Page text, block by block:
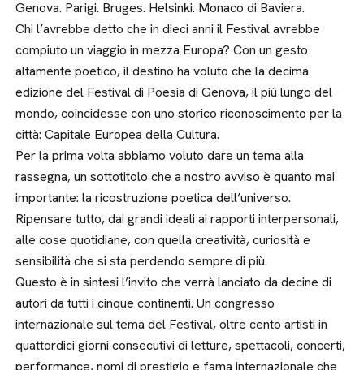
Genova. Parigi. Bruges. Helsinki. Monaco di Baviera.
Chi l’avrebbe detto che in dieci anni il Festival avrebbe
compiuto un viaggio in mezza Europa? Con un gesto
altamente poetico, il destino ha voluto che la decima
edizione del Festival di Poesia di Genova, il più lungo del
mondo, coincidesse con uno storico riconoscimento per la
città: Capitale Europea della Cultura.
Per la prima volta abbiamo voluto dare un tema alla
rassegna, un sottotitolo che a nostro avviso è quanto mai
importante: la ricostruzione poetica dell’universo.
Ripensare tutto, dai grandi ideali ai rapporti interpersonali,
alle cose quotidiane, con quella creatività, curiosità e
sensibilità che si sta perdendo sempre di più.
Questo è in sintesi l’invito che verrà lanciato da decine di
autori da tutti i cinque continenti. Un congresso
internazionale sul tema del Festival, oltre cento artisti in
quattordici giorni consecutivi di letture, spettacoli, concerti,
performance, nomi di prestigio e fama internazionale che